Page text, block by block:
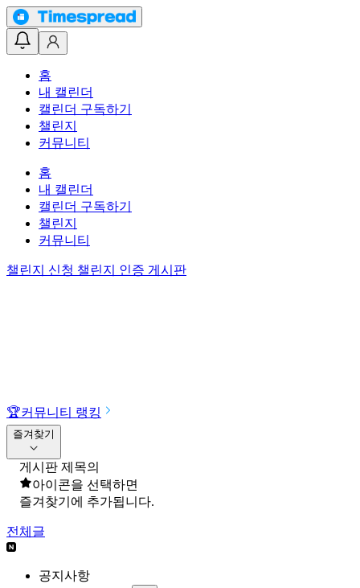
홈
내 캘린더
캘린더 구독하기
챌린지
커뮤니티
홈
내 캘린더
캘린더 구독하기
챌린지
커뮤니티
챌린지 신청 챌린지 인증 게시판
🏆커뮤니티 랭킹
즐겨찾기
게시판 제목의
아이콘을 선택하면
즐겨찾기에 추가됩니다.
전체글
공지사항